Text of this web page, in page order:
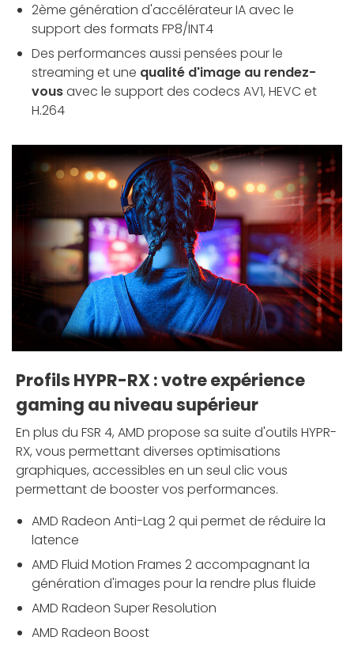
2ème génération d'accélérateur IA avec le
support des formats FP8/INT4
Des performances aussi pensées pour le
streaming et une qualité d'image au rendez-
vousavec le support des codecs AV1, HEVC et
H.264
Profils HYPR-RX : votre expérience
gaming au niveau supérieur
En plus du FSR 4, AMD propose sa suite d'outils HYPR-
RX, vous permettant diverses optimisations
graphiques, accessibles en un seul clic vous
permettant de booster vos performances.
AMD Radeon Anti-Lag 2 qui permet de réduire la
latence
AMD Fluid Motion Frames 2 accompagnant la
génération d'images pour la rendre plus fluide
AMD Radeon Super Resolution
AMD Radeon Boost